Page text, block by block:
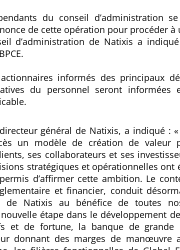
du conseil d’administration
de cette opération pour procéder
d’administration de Natixis a
informés des principaux
du personnel seront
général de Natixis, a indiqué :
un modèle de création de valeur
ses collaborateurs et ses
stratégiques et opérationnelles
d’affirmer cette ambition. Le
et financier, conduit
de Natixis au bénéfice de toutes
étape dans le développement
et de fortune, la banque de grande
donnant des marges de manœuvre